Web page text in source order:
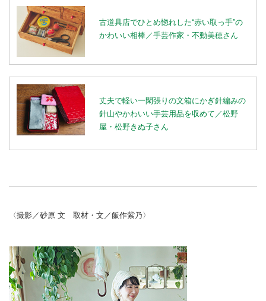
古道具店でひとめ惚れした“赤い取っ手”の
かわいい相棒／手芸作家・不動美穂さん
丈夫で軽い一閑張りの文箱にかぎ針編みの
針山やかわいい手芸用品を収めて／松野
屋・松野きぬ子さん
〈撮影／砂原 文 取材・文／飯作紫乃〉